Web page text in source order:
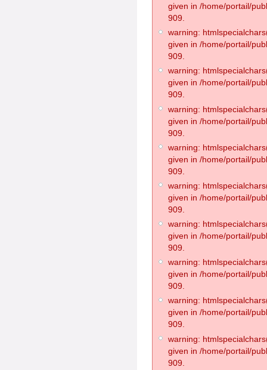
given in /home/portail/
909.
warning:
given in /home/portail/
909.
warning:
given in /home/portail/
909.
warning:
given in /home/portail/
909.
warning:
given in /home/portail/
909.
warning:
given in /home/portail/
909.
warning:
given in /home/portail/
909.
warning:
given in /home/portail/
909.
warning:
given in /home/portail/
909.
warning:
given in /home/portail/
909.